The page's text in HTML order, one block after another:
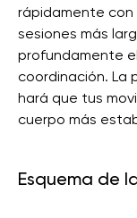
rápidamente con
sesiones más
profundamente
coordinación. La
hará que tus
cuerpo más
Esquema de